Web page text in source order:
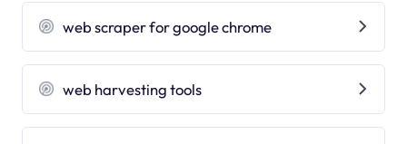
web scraper for google chrome
web harvesting tools